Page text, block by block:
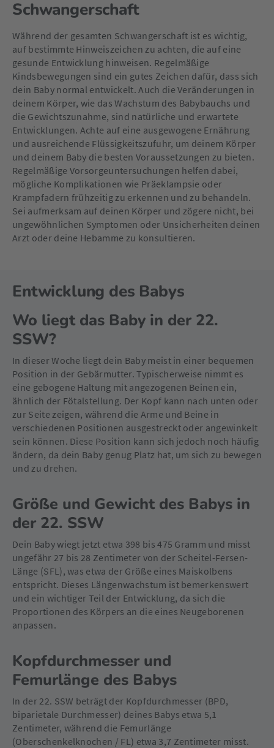
Schwangerschaft
Während der gesamten Schwangerschaft ist es wichtig,
auf bestimmte Hinweiszeichen zu achten, die auf eine
gesunde Entwicklung hinweisen. Regelmäßige
Kindsbewegungen sind ein gutes Zeichen dafür, dass sich
dein Baby normal entwickelt. Auch die Veränderungen in
deinem Körper, wie das Wachstum des Babybauchs und
die Gewichtszunahme, sind natürliche und erwartete
Entwicklungen. Achte auf eine ausgewogene Ernährung
und ausreichende Flüssigkeitszufuhr, um deinem Körper
und deinem Baby die besten Voraussetzungen zu bieten.
Regelmäßige Vorsorgeuntersuchungen helfen dabei,
mögliche Komplikationen wie Präeklampsie oder
Krampfadern frühzeitig zu erkennen und zu behandeln.
Sei aufmerksam auf deinen Körper und zögere nicht, bei
ungewöhnlichen Symptomen oder Unsicherheiten deinen
Arzt oder deine Hebamme zu konsultieren.
Entwicklung des Babys
Wo liegt das Baby in der 22.
SSW?
In dieser Woche liegt dein Baby meist in einer bequemen
Position in der Gebärmutter. Typischerweise nimmt es
eine gebogene Haltung mit angezogenen Beinen ein,
ähnlich der Fötalstellung. Der Kopf kann nach unten oder
zur Seite zeigen, während die Arme und Beine in
verschiedenen Positionen ausgestreckt oder angewinkelt
sein können. Diese Position kann sich jedoch noch häufig
ändern, da dein Baby genug Platz hat, um sich zu bewegen
und zu drehen.
Größe und Gewicht des Babys in
der 22. SSW
Dein Baby wiegt jetzt etwa 398 bis 475 Gramm und misst
ungefähr 27 bis 28 Zentimeter von der Scheitel-Fersen-
Länge (SFL), was etwa der Größe eines Maiskolbens
entspricht. Dieses Längenwachstum ist bemerkenswert
und ein wichtiger Teil der Entwicklung, da sich die
Proportionen des Körpers an die eines Neugeborenen
anpassen.
Kopfdurchmesser und
Femurlänge des Babys
In der 22. SSW beträgt der Kopfdurchmesser (BPD,
biparietale Durchmesser) deines Babys etwa 5,1
Zentimeter, während die Femurlänge
(Oberschenkelknochen / FL) etwa 3,7 Zentimeter misst.